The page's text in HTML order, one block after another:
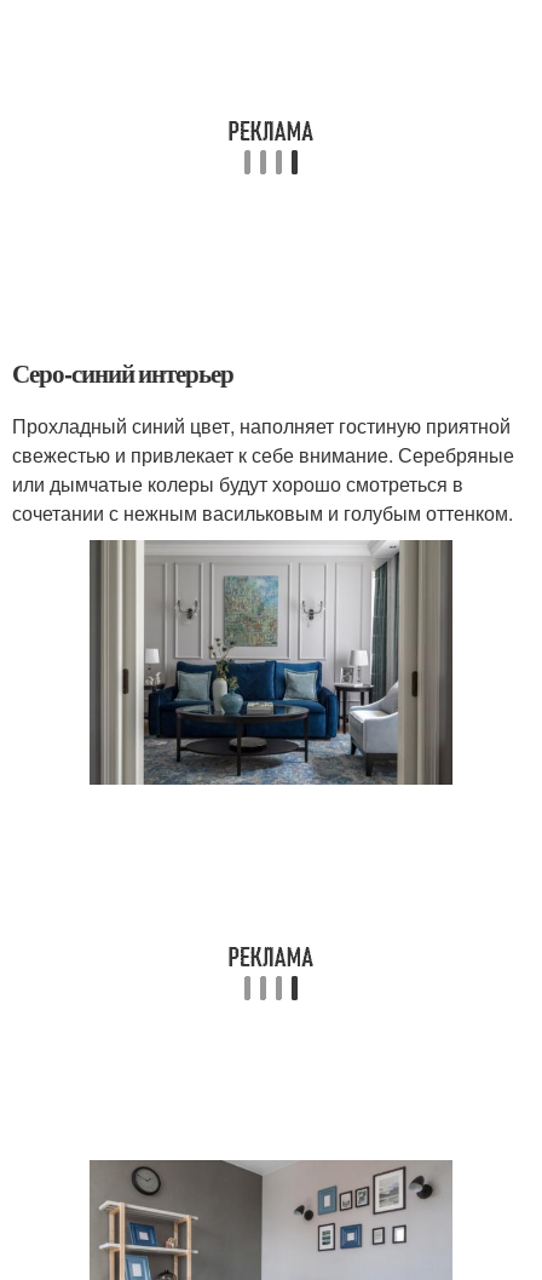
Серо-синий интерьер
Прохладный синий цвет, наполняет гостиную приятной
свежестью и привлекает к себе внимание. Серебряные
или дымчатые колеры будут хорошо смотреться в
сочетании с нежным васильковым и голубым оттенком.